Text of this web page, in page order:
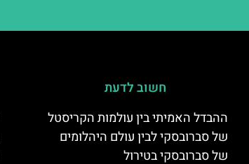
חשוב לדעת
ההבדל האמיתי בין עולמות הקריסטל
של סברובסקי לבין עולם היהלומים
של סברובסקי בטירול